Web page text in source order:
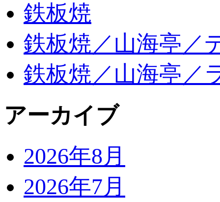
鉄板焼
鉄板焼／山海亭／
鉄板焼／山海亭／
アーカイブ
2026年8月
2026年7月